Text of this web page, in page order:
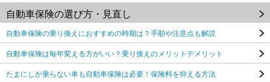
自動車保険の選び方・見直し
自動車保険の乗り換えにおすすめの時期は？手順や注意点も解説
自動車保険は毎年変える方がいい？乗り換えのメリットデメリット
たまにしか乗らない車も自動車保険は必要！保険料を抑える方法